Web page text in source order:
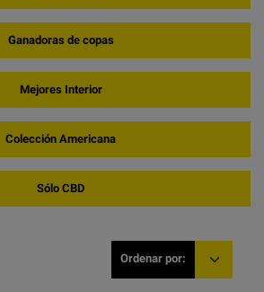
Ganadoras de copas
Mejores Interior
Colección Americana
Sólo CBD
Ordenar por: